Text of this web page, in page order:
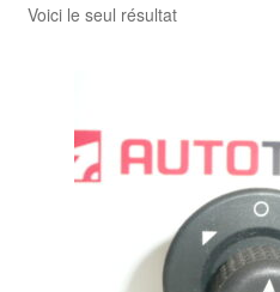
Voici le seul résultat